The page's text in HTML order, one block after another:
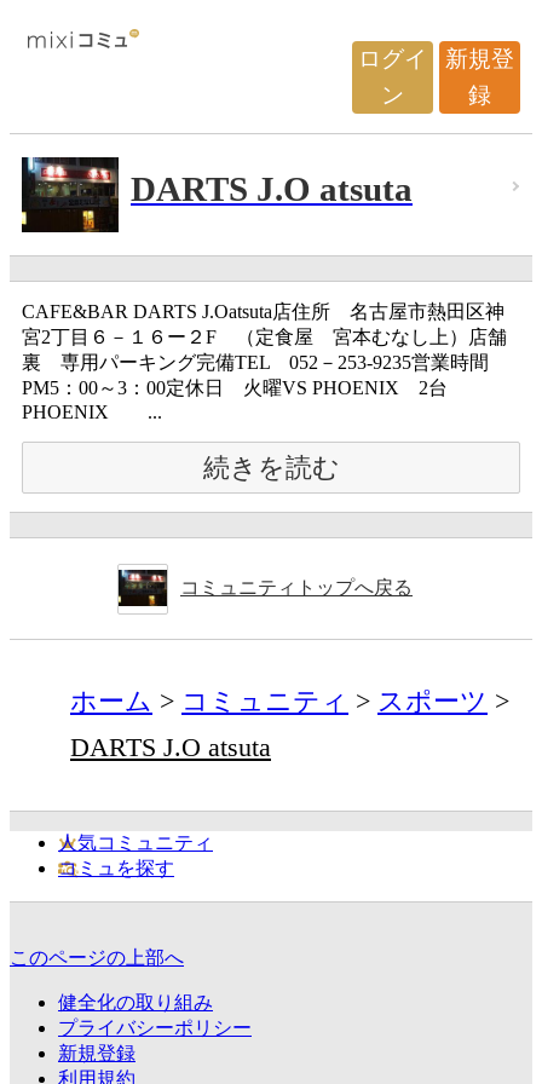
ログイ
ン
新規登
録
DARTS J.O atsuta
CAFE&BAR DARTS J.Oatsuta店住所 名古屋市熱田区神
宮2丁目６－１６ー２F （定食屋 宮本むなし上）店舗
裏 専用パーキング完備TEL 052－253-9235営業時間
PM5：00～3：00定休日 火曜VS PHOENIX 2台
PHOENIX ...
続きを読む
コミュニティトップへ戻る
ホーム コミュニティ
スポーツ
DARTS J.O atsuta
人気コミュニティ
コミュを探す
このページの上部へ
健全化の取り組み
プライバシーポリシー
新規登録
利用規約